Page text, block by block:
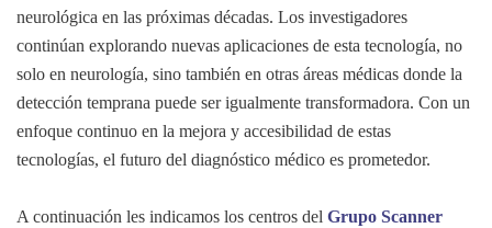
neurológica en las próximas décadas. Los investigadores
continúan explorando nuevas aplicaciones de esta tecnología, no
solo en neurología, sino también en otras áreas médicas donde la
detección temprana puede ser igualmente transformadora. Con un
enfoque continuo en la mejora y accesibilidad de estas
tecnologías, el futuro del diagnóstico médico es prometedor.
A continuación les indicamos los centros del Grupo Scanner